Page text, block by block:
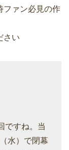
ファン必見の作
さい
ですね。当
水）で閉幕